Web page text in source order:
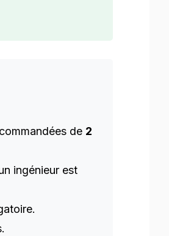
de 2
ingénieur est